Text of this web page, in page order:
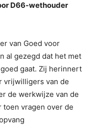
D66-wethouder
van Goed voor
al gezegd dat het met
gaat. Zij herinnert
vrijwilligers van de
de werkwijze van de
toen vragen over de